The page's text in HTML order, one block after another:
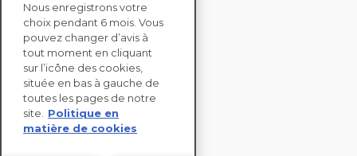
SOLUTIONS
ENTERPRISE
ÉVALUATIONS RSE
RESSOURCES
À PROPOS
Nous enregistrons votre
choix pendant 6 mois. Vous
pouvez changer d’avis à
tout moment en cliquant
sur l’icône des cookies,
située en bas à gauche de
toutes les pages de notre
site.
Politique en
matière de cookies